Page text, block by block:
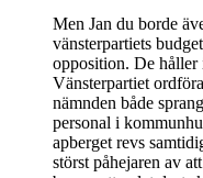
Men Jan du borde
vänsterpartiets
opposition. De håller
Vänsterpartiet
nämnden både
personal i
apberget revs
störst påhejaren av